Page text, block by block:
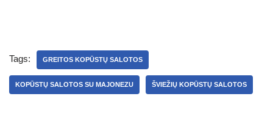
Tags: GREITOS KOPŪSTŲ SALOTOS
KOPŪSTŲ SALOTOS SU MAJONEZU ŠVIEŽIŲ KOPŪSTŲ SALOTOS